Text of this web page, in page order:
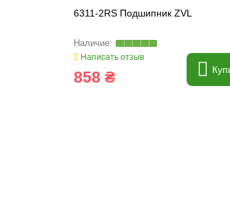
6311-2RS Подшипник ZVL
Написать отзыв
858 ₴